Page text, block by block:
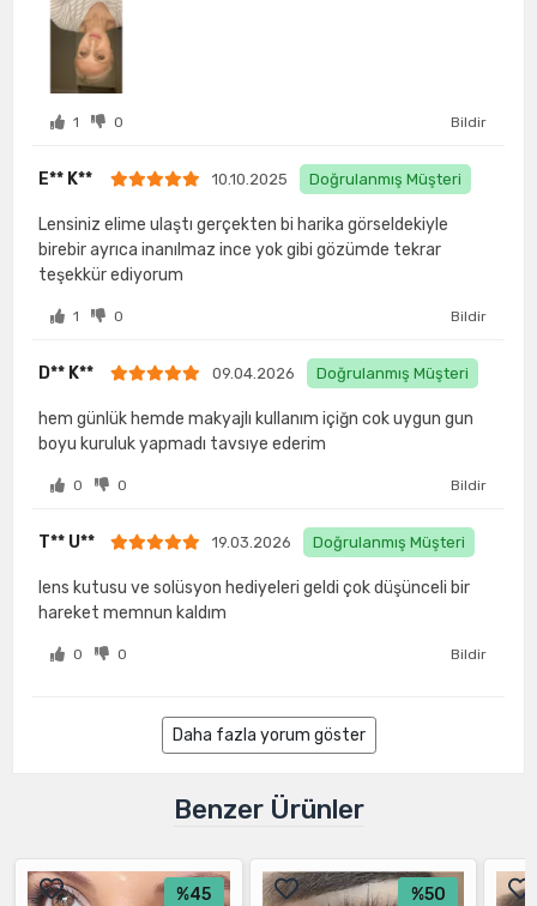
1 0 Bildir
E** K** 10.10.2025 Doğrulanmış Müşteri
Lensiniz elime ulaştı gerçekten bi harika görseldekiyle
birebir ayrıca inanılmaz ince yok gibi gözümde tekrar
teşekkür ediyorum
1 0 Bildir
D** K** 09.04.2026 Doğrulanmış Müşteri
hem günlük hemde makyajlı kullanım içiğn cok uygun gun
boyu kuruluk yapmadı tavsıye ederim
0 0 Bildir
T** U** 19.03.2026 Doğrulanmış Müşteri
lens kutusu ve solüsyon hediyeleri geldi çok düşünceli bir
hareket memnun kaldım
0 0 Bildir
Daha fazla yorum göster
Benzer Ürünler
%45 %50